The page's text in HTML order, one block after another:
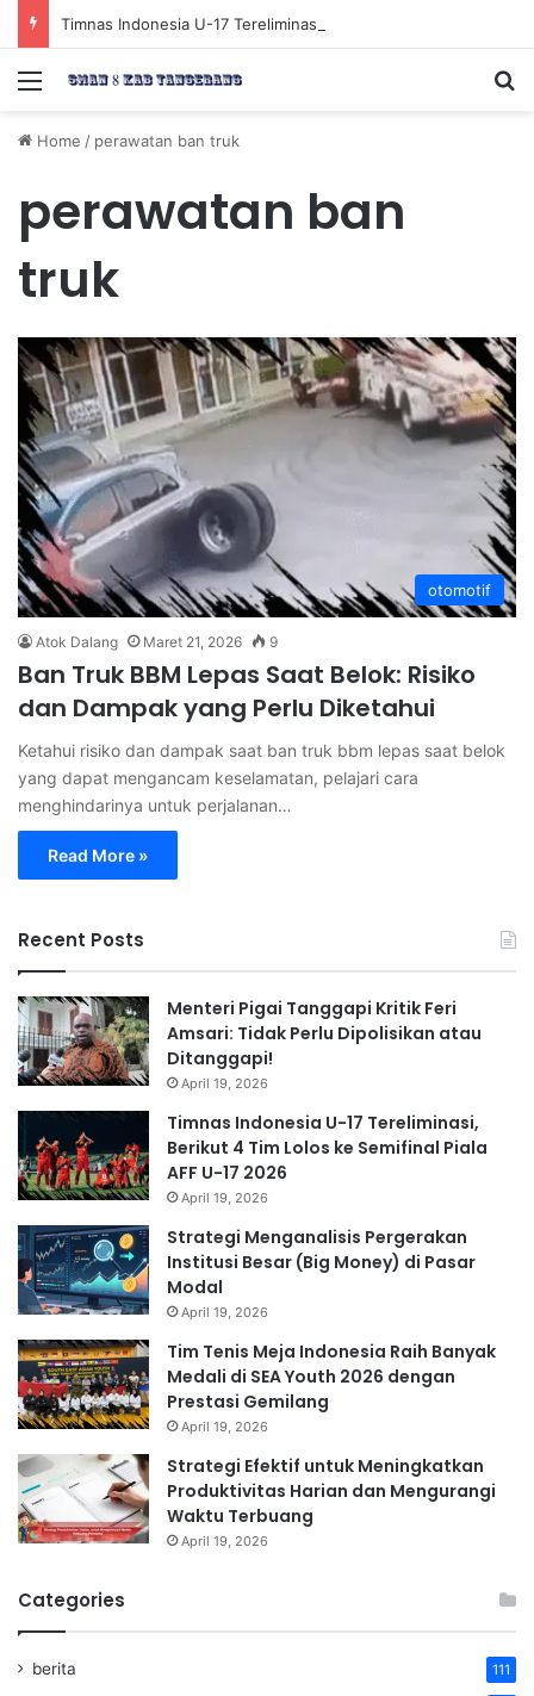
Menu
Home / perawatan ban truk
perawatan ban
truk
otomotif
Atok Dalang Maret 21, 2026 9
Ban Truk BBM Lepas Saat Belok: Risiko
dan Dampak yang Perlu Diketahui
Ketahui risiko dan dampak saat ban truk bbm lepas saat belok
yang dapat mengancam keselamatan, pelajari cara
menghindarinya untuk perjalanan…
Read More »
Recent Posts
Menteri Pigai Tanggapi Kritik Feri
Amsari: Tidak Perlu Dipolisikan atau
Ditanggapi!
April 19, 2026
Timnas Indonesia U-17 Tereliminasi,
Berikut 4 Tim Lolos ke Semifinal Piala
AFF U-17 2026
April 19, 2026
Strategi Menganalisis Pergerakan
Institusi Besar (Big Money) di Pasar
Modal
April 19, 2026
Tim Tenis Meja Indonesia Raih Banyak
Medali di SEA Youth 2026 dengan
Prestasi Gemilang
April 19, 2026
Strategi Efektif untuk Meningkatkan
Produktivitas Harian dan Mengurangi
Waktu Terbuang
April 19, 2026
Categories
berita 111